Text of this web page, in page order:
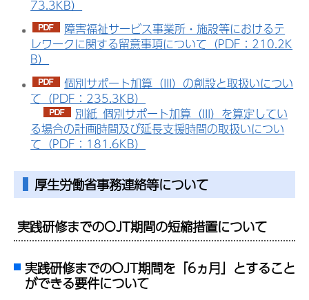
73.3KB）
障害福祉サービス事業所・施設等におけるテ
レワークに関する留意事項について（PDF：210.2K
B）
個別サポート加算（III）の創設と取扱いについ
て（PDF：235.3KB）
別紙_個別サポート加算（III）を算定してい
る場合の計画時間及び延長支援時間の取扱いについ
て（PDF：181.6KB）
厚生労働省事務連絡等について
実践研修までのOJT期間の短縮措置について
実践研修までのOJT期間を「6ヵ月」とすること
ができる要件について